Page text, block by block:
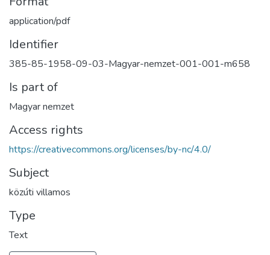
application/pdf
Identifier
385-85-1958-09-03-Magyar-nemzet-001-001-m658
Is part of
Magyar nemzet
Access rights
https://creativecommons.org/licenses/by-nc/4.0/
Subject
közúti villamos
Type
Text